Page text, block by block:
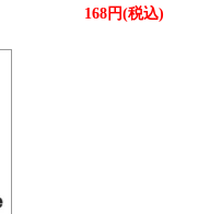
168円(税込)